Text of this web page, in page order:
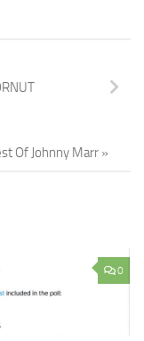
Of Johnny Marr »
0